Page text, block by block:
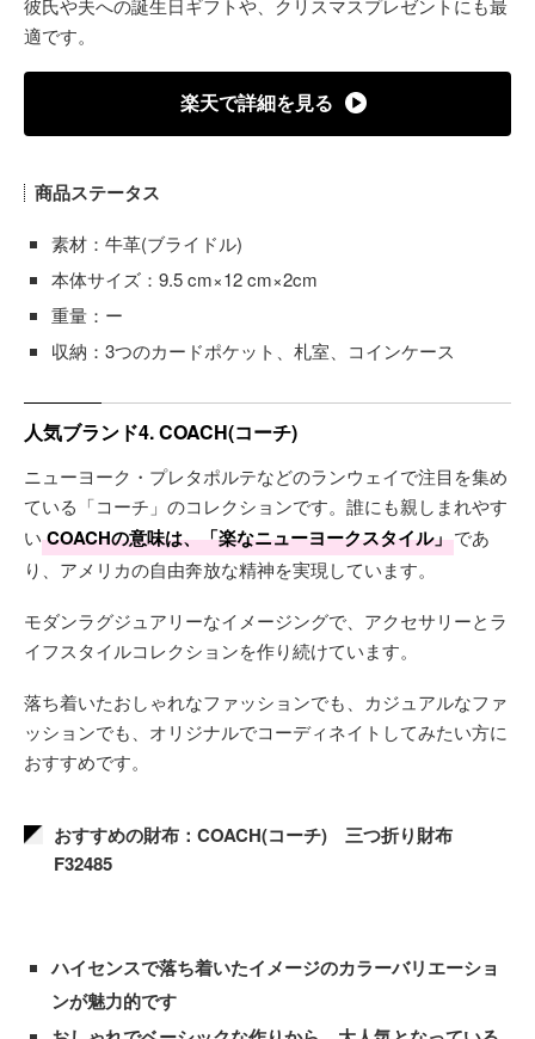
彼氏や夫への誕生日ギフトや、クリスマスプレゼントにも最
適です。
楽天で詳細を見る
商品ステータス
素材：牛革(ブライドル)
本体サイズ：9.5 cm×12 cm×2cm
重量：ー
収納：3つのカードポケット、札室、コインケース
人気ブランド4. COACH(コーチ)
ニューヨーク・プレタポルテなどのランウェイで注目を集め
ている「コーチ」のコレクションです。誰にも親しまれやす
い COACHの意味は、「楽なニューヨークスタイル」であ
り、アメリカの自由奔放な精神を実現しています。
モダンラグジュアリーなイメージングで、アクセサリーとラ
イフスタイルコレクションを作り続けています。
落ち着いたおしゃれなファッションでも、カジュアルなファ
ッションでも、オリジナルでコーディネイトしてみたい方に
おすすめです。
おすすめの財布：COACH(コーチ) 三つ折り財布
F32485
ハイセンスで落ち着いたイメージのカラーバリエーショ
ンが魅力的です